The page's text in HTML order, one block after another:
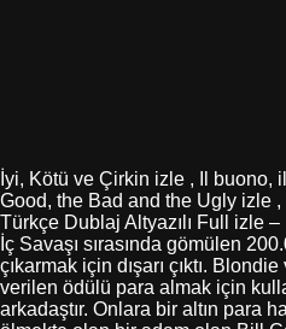
İyi, Kötü ve Çirkin izle , Il buono,
Good, the Bad and the Ugly izle
Türkçe Dublaj Altyazılı Full izle
İç Savaşı sırasında gömülen
çıkarmak için dışarı çıktı.
verilen ödülü para almak için
arkadaştır. Onlara bir altın para